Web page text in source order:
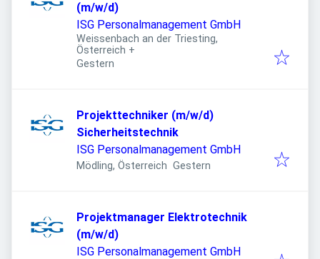
(m/w/d)
ISG Personalmanagement GmbH
Weissenbach an der Triesting,
Österreich +
Veröffentlicht
Gestern
Projekttechniker (m/w/d)
Sicherheitstechnik
ISG Personalmanagement GmbH
Mödling, Österreich Veröffentlicht
Gestern
Projektmanager Elektrotechnik
(m/w/d)
ISG Personalmanagement GmbH